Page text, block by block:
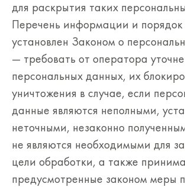
для раскрытия таких
Перечень информации и порядок
установлен Законом о
— требовать от оператора
персональных данных, их
уничтожения в случае, если
данные являются неполными,
неточными, незаконно
не являются необходимыми для
цели обработки, а также
предусмотренные законом меры